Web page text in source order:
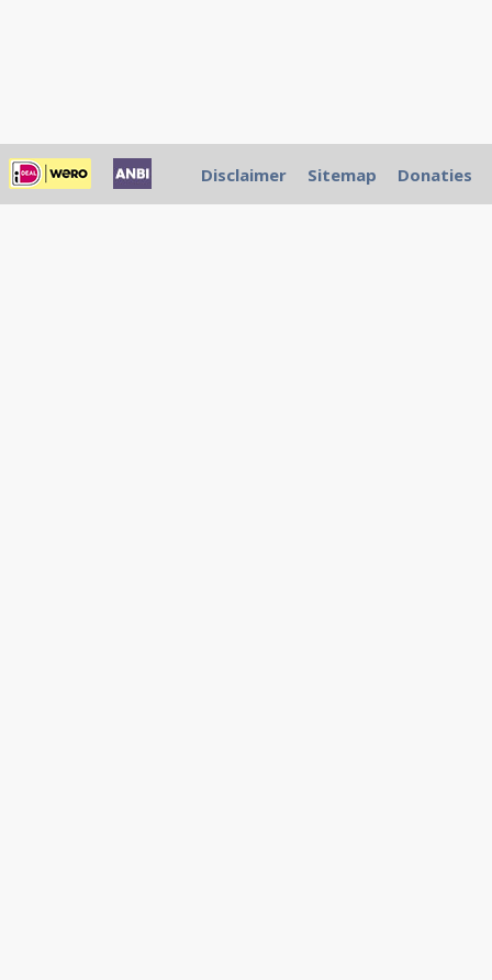
Disclaimer Sitemap Donaties